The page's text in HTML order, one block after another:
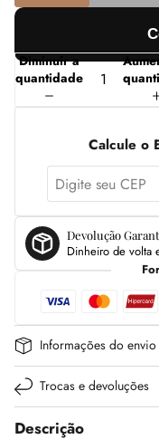
Diminuir a
quantidade
Calcule o
Devolução
Dinheiro de volta
Informações do envio
Trocas e devoluções
Descrição